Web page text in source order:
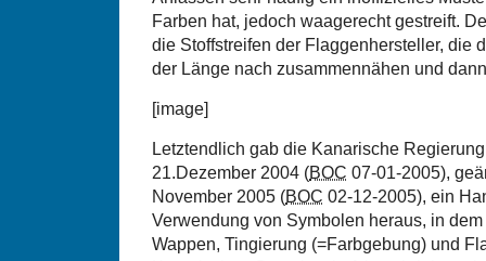
Farben hat, jedoch waagerecht gestreift.
die Stoffstreifen der Flaggenhersteller, die
der Länge nach zusammennähen und
[image]
Letztendlich gab die Kanarische
21.Dezember 2004 (BOC 07-01-2005),
November 2005 (BOC 02-12-2005), ein
Verwendung von Symbolen heraus, in
Wappen, Tingierung (=Farbgebung) und